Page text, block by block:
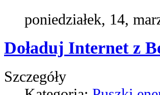
poniedziałek, 14,
Doładuj Internet z
Szczegóły